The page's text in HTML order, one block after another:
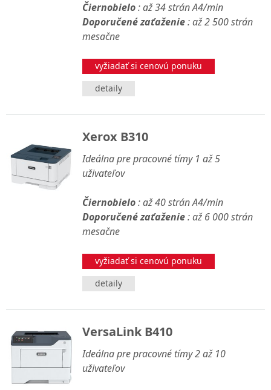
Čiernobielo: až 34 strán A4/min
Doporučené zaťaženie: až 2 500 strán
mesačne
vyžiadať si cenovú ponuku
detaily
Xerox B310
Ideálna pre pracovné tímy 1 až 5
uživateľov
Čiernobielo: až 40 strán A4/min
Doporučené zaťaženie: až 6 000 strán
mesačne
vyžiadať si cenovú ponuku
detaily
VersaLink B410
Ideálna pre pracovné tímy 2 až 10
uživateľov